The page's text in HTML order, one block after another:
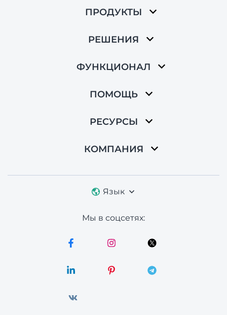
ПРОДУКТЫ
РЕШЕНИЯ
ФУНКЦИОНАЛ
ПОМОЩЬ
РЕСУРСЫ
КОМПАНИЯ
Язык
Мы в соцсетях: